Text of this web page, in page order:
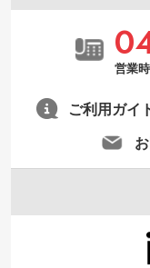
営業
ご利用ガイ